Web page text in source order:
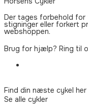
Der tages forbehold
stigninger eller forkert
webshoppen.
Brug for hjælp? Ring til
Find din næste cykel her
Se alle cykler